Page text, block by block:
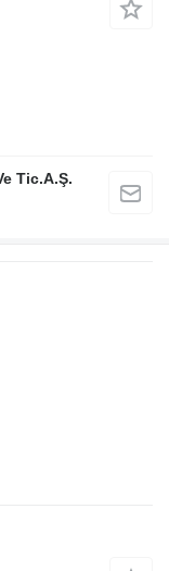
Tic.A.Ş.